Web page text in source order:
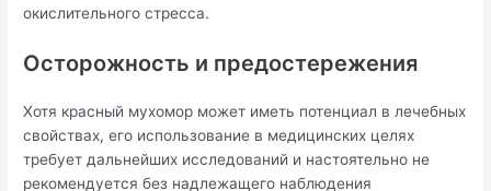
окислительного стресса.
Осторожность и предостережения
Хотя красный мухомор может иметь потенциал в лечебных
свойствах, его использование в медицинских целях
требует дальнейших исследований и настоятельно не
рекомендуется без надлежащего наблюдения